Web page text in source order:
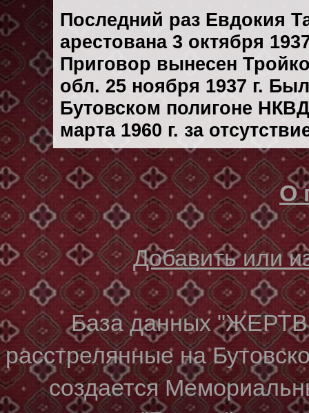
Последний раз Евдокия
арестована 3 октября
Приговор вынесен
обл. 25 ноября 1937 г.
Бутовском полигоне
марта 1960 г. за
О
Добавить или
База данных
расстрелянные на
создается